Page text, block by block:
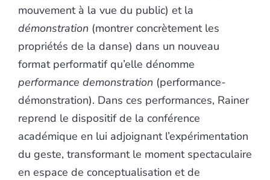
mouvement à la vue du public) et la
démonstration (montrer concrètement les
propriétés de la danse) dans un nouveau
format performatif qu’elle dénomme
performance demonstration (performance-
démonstration). Dans ces performances, Rainer
reprend le dispositif de la conférence
académique en lui adjoignant l’expérimentation
du geste, transformant le moment spectaculaire
en espace de conceptualisation et de